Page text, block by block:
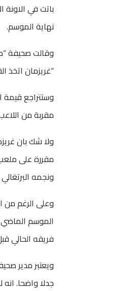
باتت في الاونة
نهاية الموسم.
وقالت صحيفة
“غريزمان اتخذ
مقربة من
ولا شك بان
مقررة على ملعب
ونجمه
وعلى الرغم من
الموسم
فريقه الحالي
ويعتبر مدير